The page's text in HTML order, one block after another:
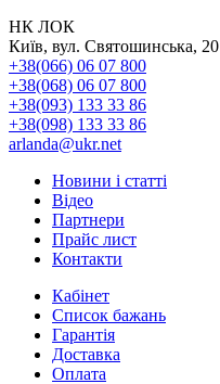
НК ЛОК
Київ, вул. Святошинська, 20
+38(066) 06 07 800
+38(068) 06 07 800
+38(093) 133 33 86
+38(098) 133 33 86
arlanda@ukr.net
Новини і статті
Відео
Партнери
Прайс лист
Контакти
Кабінет
Список бажань
Гарантія
Доставка
Оплата